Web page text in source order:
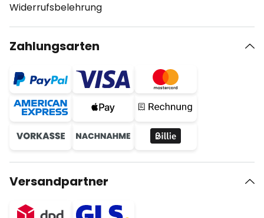
Widerrufsbelehrung
Zahlungsarten
Versandpartner